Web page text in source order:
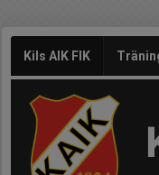
Kils AIK FIK